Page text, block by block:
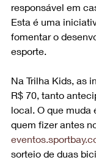
responsável em
Esta é uma
fomentar o
esporte.
Na Trilha Kids, as
R$ 70, tanto
local. O que muda
quem fizer antes
sorteio de duas